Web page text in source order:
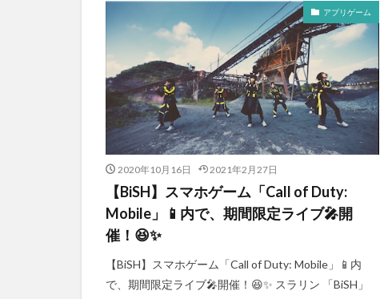
アプリゲーム
2020年10月16日 2021年2月27日
【BiSH】スマホゲーム「Call of Duty:
Mobile」📱内で、期間限定ライブ🎤開
催！😆✨
【BiSH】スマホゲーム「Call of Duty: Mobile」📱内
で、期間限定ライブ🎤開催！😆✨ スラリン 「BiSH」